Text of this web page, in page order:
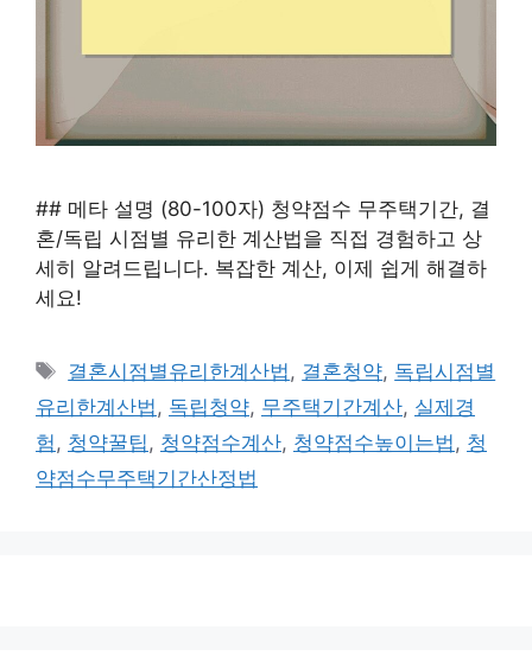
## 메타 설명 (80-100자) 청약점수 무주택기간, 결
혼/독립 시점별 유리한 계산법을 직접 경험하고 상
세히 알려드립니다. 복잡한 계산, 이제 쉽게 해결하
세요!
태
그
결혼시점별유리한계산법 , 결혼청약, 독립시점별
유리한계산법 , 독립청약, 무주택기간계산, 실제경
험 , 청약꿀팁 , 청약점수계산, 청약점수높이는법 , 청
약점수무주택기간산정법